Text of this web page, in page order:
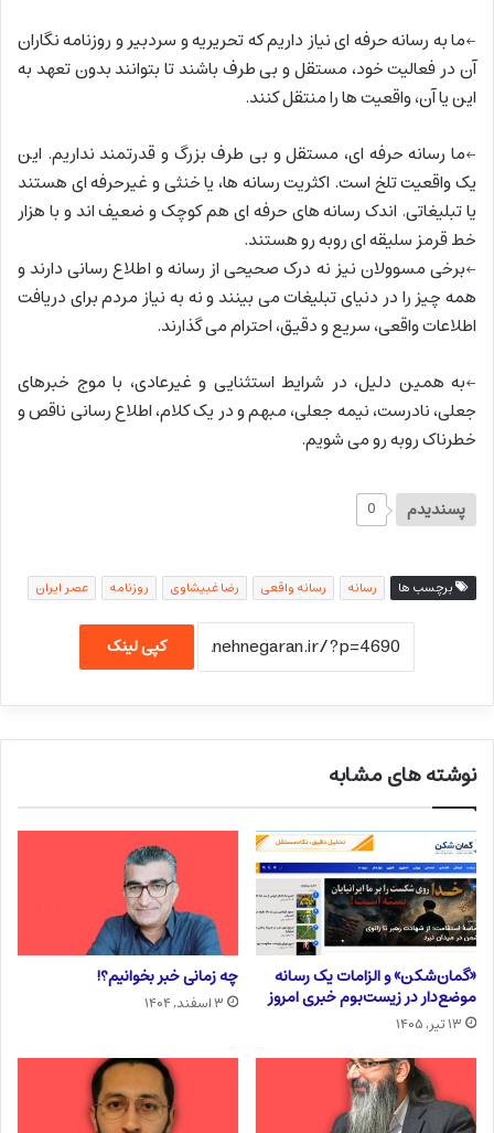
←ما به رسانه حرفه ای نیاز داریم که تحریریه و سردبیر و روزنامه نگاران
آن در فعالیت خود، مستقل و بی طرف باشند تا بتوانند بدون تعهد به
این یا آن، واقعیت ها را منتقل کنند.
←ما رسانه حرفه ای، ‌مستقل و بی طرف بزرگ و قدرتمند نداریم. این
یک واقعیت تلخ است. اکثریت رسانه ها، یا خنثی و غیرحرفه ای هستند
یا تبلیغاتی. اندک رسانه های حرفه ای هم کوچک و ضعیف اند و با هزار
خط قرمز سلیقه ای روبه رو هستند.
←برخی مسوولان نیز نه درک صحیحی از رسانه و اطلاع رسانی دارند و
همه چیز را در دنیای تبلیغات می بینند و نه به نیاز مردم برای دریافت
اطلاعات واقعی، سریع و دقیق، احترام می گذارند.
←به همین دلیل، در شرایط استثنایی و غیرعادی، با موج خبرهای
جعلی، نادرست، نیمه جعلی، مبهم و در یک کلام، اطلاع رسانی ناقص و
خطرناک روبه رو می شویم.
پسندیدم 0
برچسب ها رسانه رسانه واقعی رضا غبیشاوی روزنامه عصر ایران
کپی لینک
نوشته های مشابه
«گمان‌شکن» و الزامات یک رسانه
موضع‌دار در زیست‌بوم خبری امروز
۱۳ تیر, ۱۴۰۵
چه زمانی خبر بخوانیم؟!
۳ اسفند, ۱۴۰۴